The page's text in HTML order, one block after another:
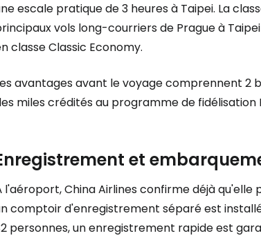
escale pratique de 3 heures à Taipei. La
vols long-courriers de Prague à
classe Classic Economy.
avantages avant le voyage comprennent 2
miles crédités au programme de fidélisation
et
l'aéroport, China Airlines confirme déjà qu'elle
comptoir d'enregistrement séparé est
personnes, un enregistrement rapide est